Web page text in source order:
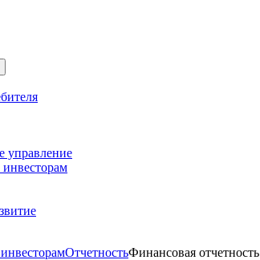
управление
ОтчетностьФинансовая отчетность